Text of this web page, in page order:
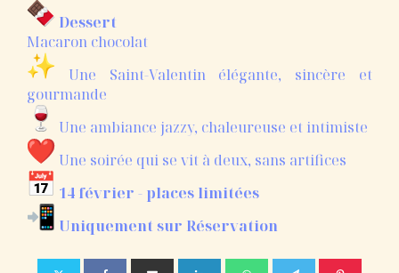
Dessert
Macaron chocolat
Une Saint-Valentin élégante, sincère et
gourmande
Une ambiance jazzy, chaleureuse et intimiste
Une soirée qui se vit à deux, sans artifices
14 février - places limitées
Uniquement sur Réservation